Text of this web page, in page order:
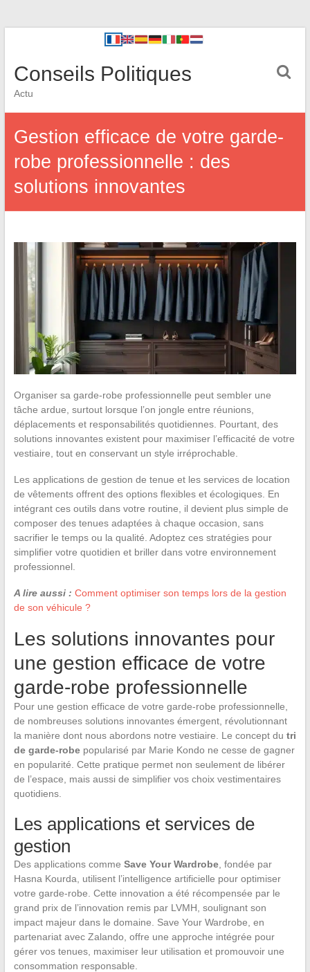
Conseils Politiques
Actu
Gestion efficace de votre garde-
robe professionnelle : des
solutions innovantes
Organiser sa garde-robe professionnelle peut sembler une
tâche ardue, surtout lorsque l’on jongle entre réunions,
déplacements et responsabilités quotidiennes. Pourtant, des
solutions innovantes existent pour maximiser l’efficacité de votre
vestiaire, tout en conservant un style irréprochable.
Les applications de gestion de tenue et les services de location
de vêtements offrent des options flexibles et écologiques. En
intégrant ces outils dans votre routine, il devient plus simple de
composer des tenues adaptées à chaque occasion, sans
sacrifier le temps ou la qualité. Adoptez ces stratégies pour
simplifier votre quotidien et briller dans votre environnement
professionnel.
A lire aussi : Comment optimiser son temps lors de la gestion
de son véhicule ?
Les solutions innovantes pour
une gestion efficace de votre
garde-robe professionnelle
Pour une gestion efficace de votre garde-robe professionnelle,
de nombreuses solutions innovantes émergent, révolutionnant
la manière dont nous abordons notre vestiaire. Le concept du tri
de garde-robepopularisé par Marie Kondo ne cesse de gagner
en popularité. Cette pratique permet non seulement de libérer
de l’espace, mais aussi de simplifier vos choix vestimentaires
quotidiens.
Les applications et services de
gestion
Des applications comme Save Your Wardrobe, fondée par
Hasna Kourda, utilisent l’intelligence artificielle pour optimiser
votre garde-robe. Cette innovation a été récompensée par le
grand prix de l’innovation remis par LVMH, soulignant son
impact majeur dans le domaine. Save Your Wardrobe, en
partenariat avec Zalando, offre une approche intégrée pour
gérer vos tenues, maximiser leur utilisation et promouvoir une
consommation responsable.